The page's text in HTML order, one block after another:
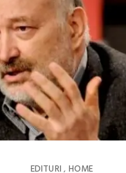
EDITURI , HOME